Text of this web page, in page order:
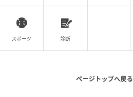
スポーツ 診断
ページトップへ戻る